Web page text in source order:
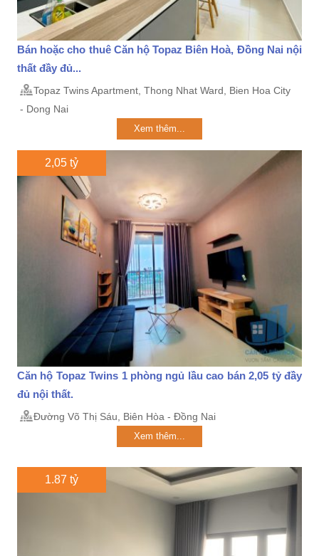
Bán hoặc cho thuê Căn hộ Topaz Biên Hoà, Đồng Nai nội
thất đầy đủ...
Topaz Twins Apartment, Thong Nhat Ward, Bien Hoa City
- Dong Nai
Xem thêm...
2,05 tỷ
Căn hộ Topaz Twins 1 phòng ngủ lầu cao bán 2,05 tỷ đầy
đủ nội thất.
Đường Võ Thị Sáu, Biên Hòa - Đồng Nai
Xem thêm...
1.87 tỷ